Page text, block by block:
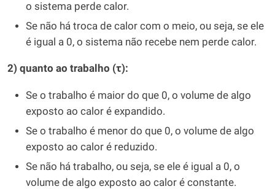
o sistema perde calor.
Se não há troca de calor com o meio, ou seja, se ele
é igual a 0, o sistema não recebe nem perde calor.
2) quanto ao trabalho (τ):
Se o trabalho é maior do que 0, o volume de algo
exposto ao calor é expandido.
Se o trabalho é menor do que 0, o volume de algo
exposto ao calor é reduzido.
Se não há trabalho, ou seja, se ele é igual a 0, o
volume de algo exposto ao calor é constante.